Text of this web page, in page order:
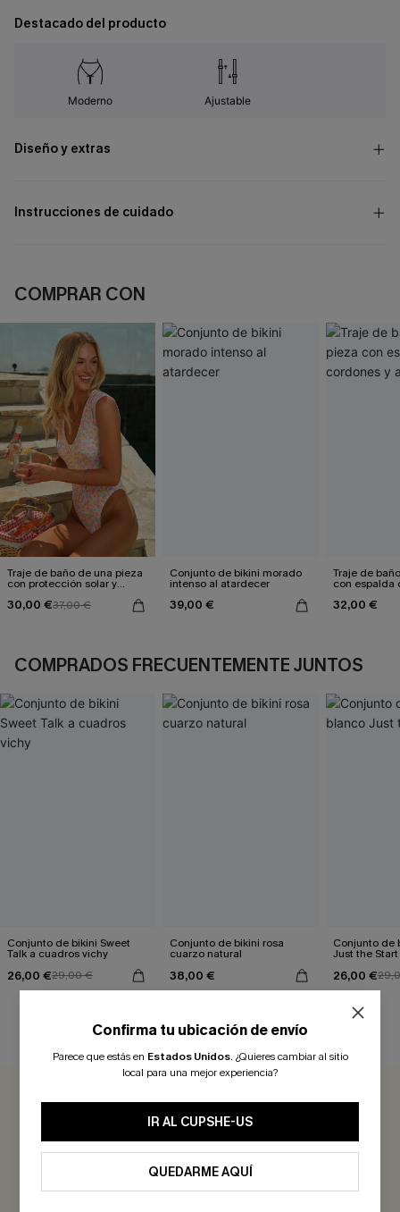
Destacado del producto
Moderno Ajustable
Diseño y extras
Instrucciones de cuidado
COMPRAR CON
Traje de baño de una pieza
con protección solar y
estampado floral "Gone
Surfing"
30,00 €37,00 €
Conjunto de bikini morado
intenso al atardecer
39,00 €
Traje de
con espalda
aleteo floral
32,00 €
COMPRADOS FRECUENTEMENTE JUNTOS
Conjunto de bikini Sweet
Talk a cuadros vichy
26,00 €29,00 €
Conjunto de bikini rosa
cuarzo natural
38,00 €
Conjunto de
Just the Start
26,00 €
RESEÑAS DE CLIENTES
0.0
Sé el Primero en Reseñar
¡Gana más de 30 puntos por cada reseña que dejes!
Confirma tu ubicación de envío
Parece que estás en Estados Unidos. ¿Quieres cambiar al sitio
local para una mejor experiencia?
IR AL CUPSHE-US
QUEDARME AQUÍ